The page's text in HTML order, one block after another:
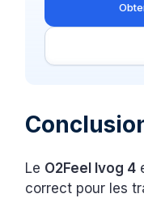
Le O2Feel Ivog 4
correct pour les